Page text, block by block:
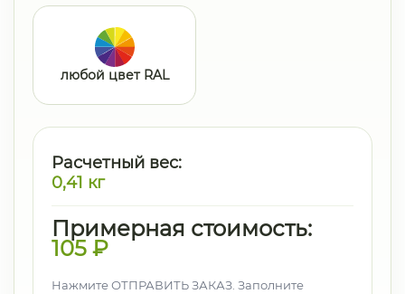
любой цвет RAL
Расчетный вес:
0,41 кг
Примерная стоимость:
105 ₽
Нажмите ОТПРАВИТЬ ЗАКАЗ. Заполните